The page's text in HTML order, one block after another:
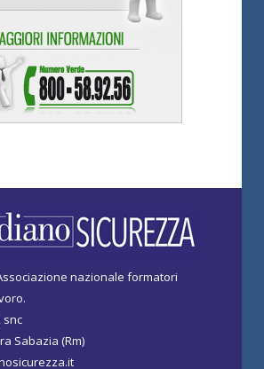
nazionale formatori
snc
Sabazia (Rm)